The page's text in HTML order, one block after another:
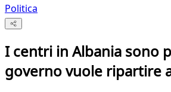
Politica
I centri in Albania sono
governo vuole ripartire